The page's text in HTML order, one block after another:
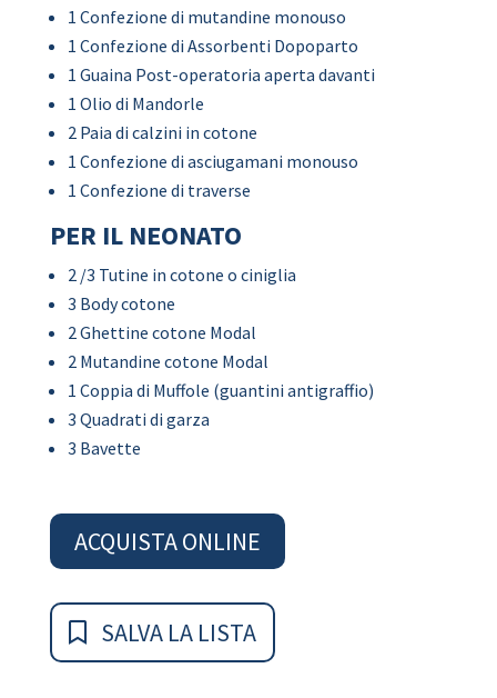
1 Confezione di mutandine monouso
1 Confezione di Assorbenti Dopoparto
1 Guaina Post-operatoria aperta davanti
1 Olio di Mandorle
2 Paia di calzini in cotone
1 Confezione di asciugamani monouso
1 Confezione di traverse
PER IL NEONATO
2 /3 Tutine in cotone o ciniglia
3 Body cotone
2 Ghettine cotone Modal
2 Mutandine cotone Modal
1 Coppia di Muffole (guantini antigraffio)
3 Quadrati di garza
3 Bavette
ACQUISTA ONLINE
SALVA LA LISTA